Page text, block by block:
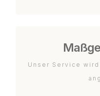
Unser Service